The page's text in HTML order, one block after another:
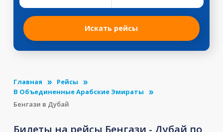
Искать рейсы
Главная
Рейсы
В Объединенные Арабские Эмираты
Бенгази в Дубай
Билеты на рейсы Бенгази - Дубай по